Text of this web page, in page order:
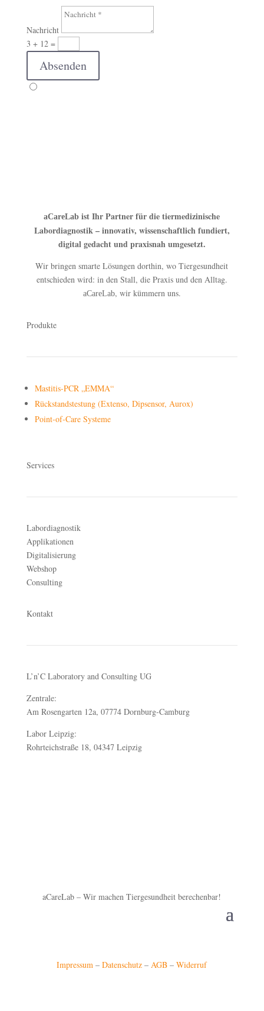
Nachricht
3 + 12=
Absenden
aCareLab ist Ihr Partner für die tiermedizinische
Labordiagnostik – innovativ, wissenschaftlich fundiert,
digital gedacht und praxisnah umgesetzt.
Wir bringen smarte Lösungen dorthin, wo Tiergesundheit
entschieden wird: in den Stall, die Praxis und den Alltag.
aCareLab, wir kümmern uns.
Produkte
Mastitis-PCR „EMMA“
Rückstandstestung (Extenso, Dipsensor, Aurox)
Point-of-Care Systeme
Services
Labordiagnostik
Applikationen
Digitalisierung
Webshop
Consulting
Kontakt
L’n’C Laboratory and Consulting UG
Zentrale:
Am Rosengarten 12a, 07774 Dornburg-Camburg
Labor Leipzig:
Rohrteichstraße 18, 04347 Leipzig
aCareLab – Wir machen Tiergesundheit berechenbar!
Impressum –Datenschutz –AGB –Widerruf